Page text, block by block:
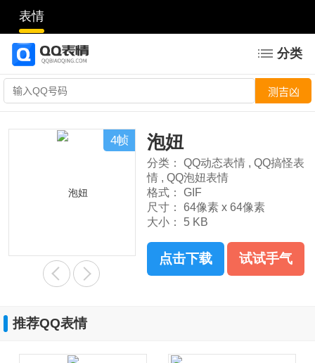
表情
分类
4帧 泡妞
分类： QQ动态表情 , QQ搞怪表
情 , QQ泡妞表情
格式：
GIF
尺寸：
64像素 x 64像素
大小：
5 KB
点击下载 试试手气
推荐QQ表情